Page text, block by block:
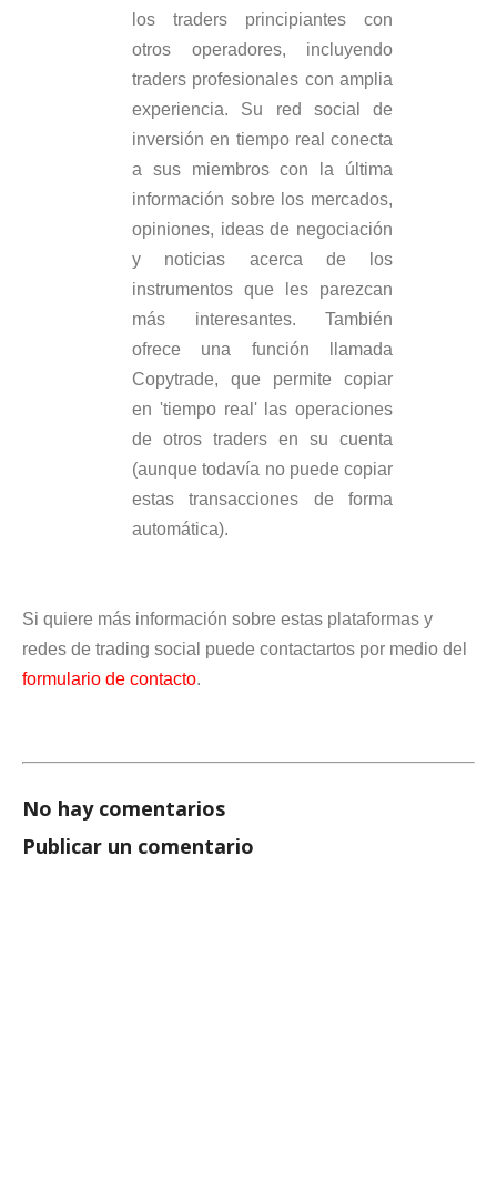
los traders principiantes con
otros operadores, incluyendo
traders profesionales con amplia
experiencia. Su red social de
inversión en tiempo real conecta
a sus miembros con la última
información sobre los mercados,
opiniones, ideas de negociación
y noticias acerca de los
instrumentos que les parezcan
más interesantes. También
ofrece una función llamada
Copytrade, que permite copiar
en 'tiempo real' las operaciones
de otros traders en su cuenta
(aunque todavía no puede copiar
estas transacciones de forma
automática).
Si quiere más información sobre estas plataformas y
redes de trading social puede contactartos por medio del
formulario de contacto.
No hay comentarios
Publicar un comentario